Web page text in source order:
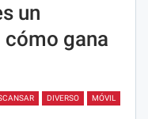
un
cómo gana
DIVERSO MÓVIL